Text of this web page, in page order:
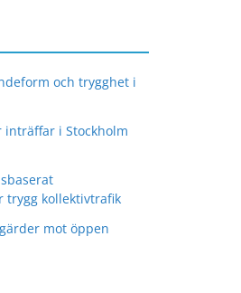
och trygghet i
i Stockholm
trygg kollektivtrafik
mot öppen